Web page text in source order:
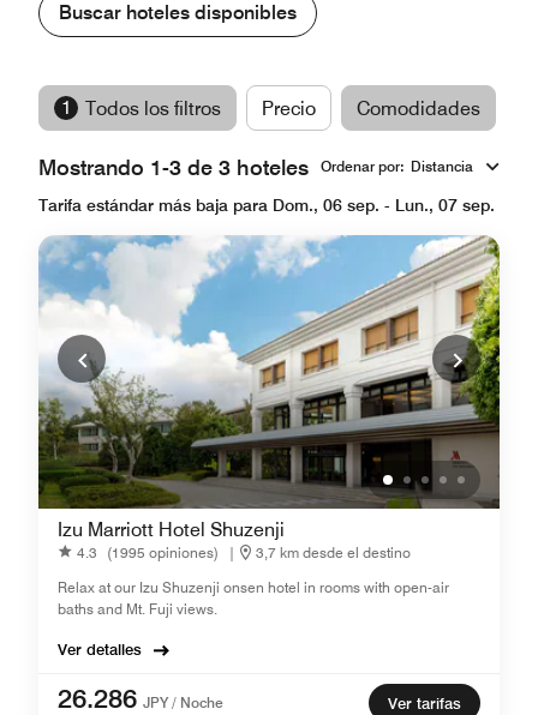
Buscar hoteles disponibles
1 Todos los filtros Precio Comodidades
Mostrando 1-3 de 3 hoteles Ordenar por: Distancia
Tarifa estándar más baja para Dom., 06 sep. - Lun., 07 sep.
Izu Marriott Hotel Shuzenji
4.3 (1995 opiniones) |
3,7 km desde el destino
Relax at our Izu Shuzenji onsen hotel in rooms with open-air
baths and Mt. Fuji views.
Ver detalles
26.286 JPY / Noche
Ver tarifas